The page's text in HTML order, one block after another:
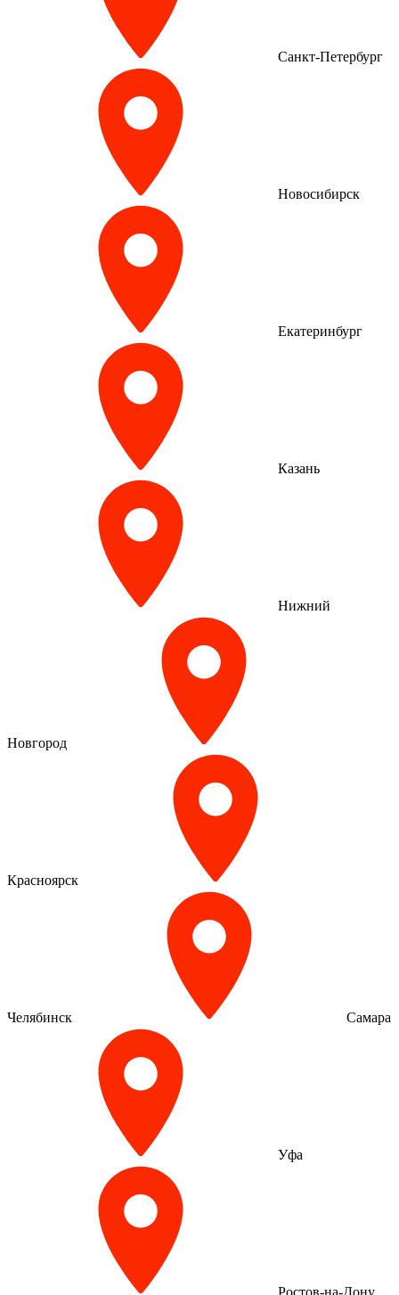
Санкт-Петербург
Новосибирск
Екатеринбург
Казань
Нижний
Новгород
Красноярск
Челябинск Самара
Уфа
Ростов-на-Дону